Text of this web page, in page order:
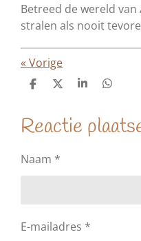
Betreed de wereld
stralen als nooit
« Vorige
D
e
n
D
l
S
e
D
e
n
Reactie
Naam *
E-mailadres *